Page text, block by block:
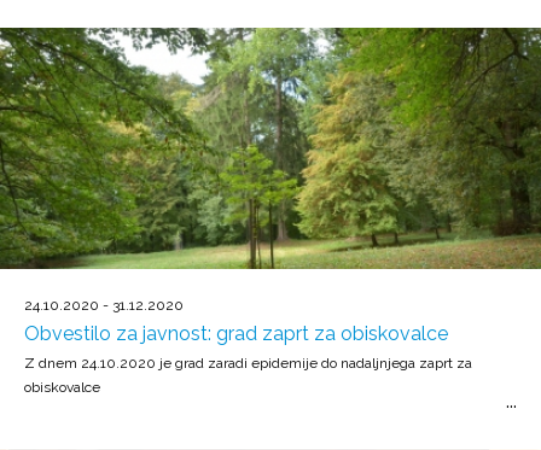
24.10.2020 - 31.12.2020
Obvestilo za javnost: grad zaprt za obiskovalce
Z dnem 24.10.2020 je grad zaradi epidemije do nadaljnjega zaprt za
obiskovalce